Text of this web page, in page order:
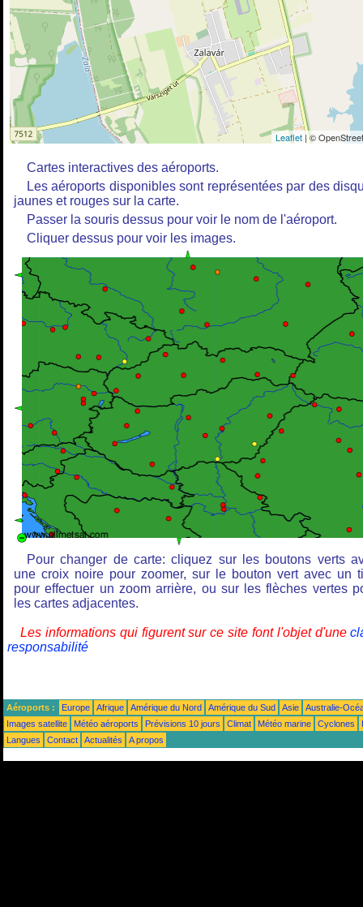
Leaflet| ©
Cartes interactives des aéroports.
Les aéroports disponibles sont représentées par des
jaunes et rouges sur la carte.
Passer la souris dessus pour voir le nom de l'aéroport.
Cliquer dessus pour voir les images.
Pour changer de carte: cliquez sur les boutons verts
une croix noire pour zoomer, sur le bouton vert avec un
pour effectuer un zoom arrière, ou sur les flèches vertes
les cartes adjacentes.
Les informations qui figurent sur ce site font l'objet d'une
responsabilité
Aéroports : Europe Afrique Amérique du Nord Amérique du Sud Asie
Australie-
Images satellite
Météo aéroports Prévisions 10 jours Climat Météo marine Cyclones
Langues
Contact Actualités A propos